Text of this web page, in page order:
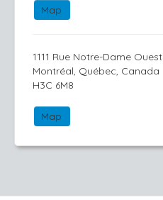
Map
1111 Rue Notre-Dame Ouest
Montréal, Québec, Canada
H3C 6M8
Map